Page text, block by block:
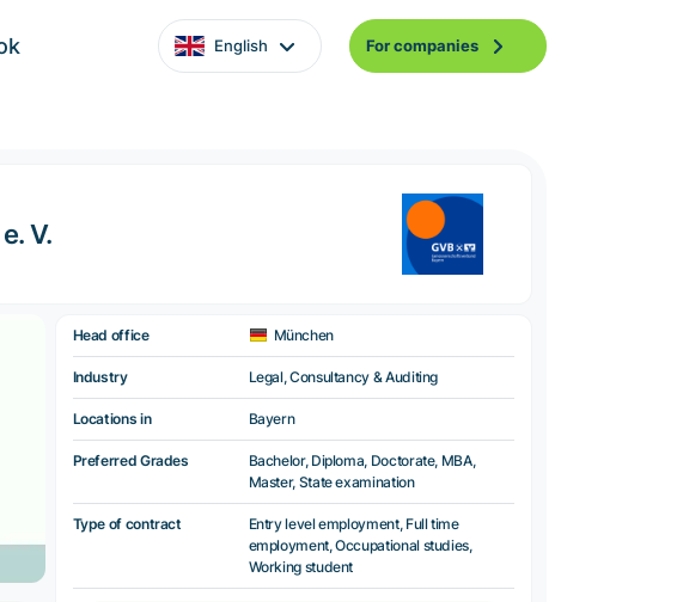
English For companies
V.
Head office München
Industry Legal, Consultancy & Auditing
Locations in Bayern
Preferred Grades
Bachelor, Diploma, Doctorate, MBA,
Master, State examination
Type of contract
Entry level employment, Full time
employment, Occupational studies,
Working student